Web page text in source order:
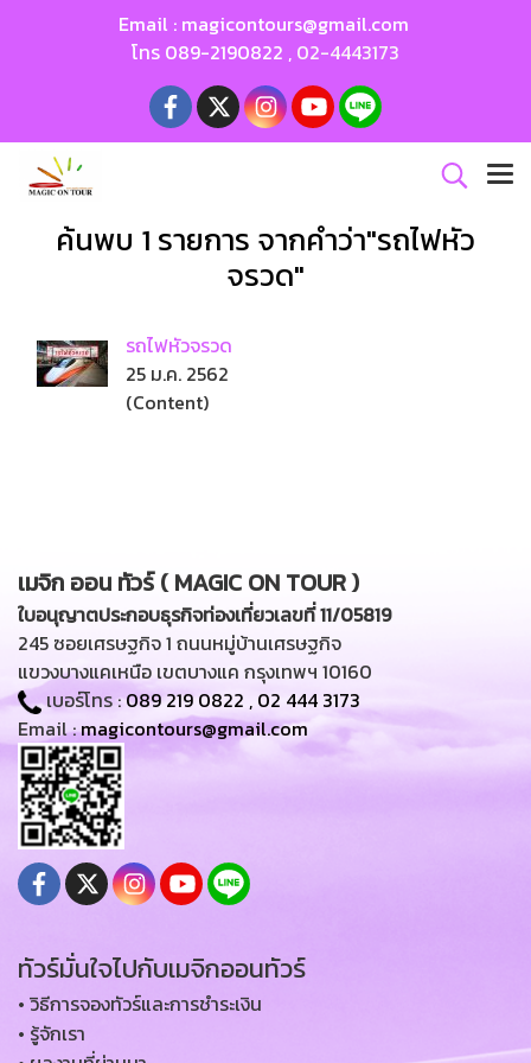
Email : magicontours@gmail.com
โทร 089-2190822 , 02-4443173
ค้นพบ 1 รายการ จากคำว่า"รถไฟหัว
จรวด"
รถไฟหัวจรวด
25 ม.ค. 2562
(Content)
เมจิก ออน ทัวร์ ( MAGIC ON TOUR )
ใบอนุญาตประกอบธุรกิจท่องเที่ยวเลขที่ 11/05819
245 ซอยเศรษฐกิจ 1 ถนนหมู่บ้านเศรษฐกิจ
แขวงบางแคเหนือ เขตบางแค กรุงเทพฯ 10160
เบอร์โทร :089 219 0822 , 02 444 3173
Email :magicontours@gmail.com
ทัวร์มั่นใจไปกับเมจิกออนทัวร์
• วิธีการจองทัวร์และการชำระเงิน
• รู้จักเรา